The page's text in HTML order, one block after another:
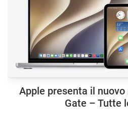
Apple presenta il nuovo
Gate – Tutte